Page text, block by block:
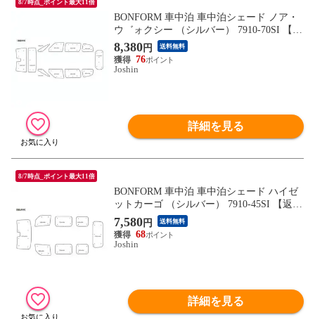
8/7時点_ポイント最大11倍
BONFORM 車中泊 車中泊シェード ノア・
ウ゛ォクシー （シルバー） 7910-70SI 【返
品種別A】
8,380円 送料無料
76
Joshin
詳細を見る
8/7時点_ポイント最大11倍
BONFORM 車中泊 車中泊シェード ハイゼ
ットカーゴ （シルバー） 7910-45SI 【返品
種別A】
7,580円 送料無料
68
Joshin
詳細を見る